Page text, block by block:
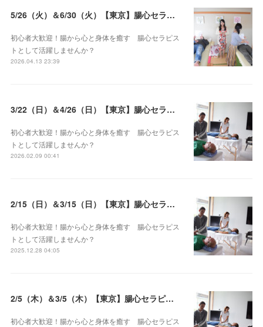
5/26（火）＆6/30（火）【東京】腸心セラピスト養成コース《２日間コース》開講決定
初心者大歓迎！腸から心と身体を癒す 腸心セラピス
トとして活躍しませんか？
2026.04.13 23:39
3/22（日）＆4/26（日）【東京】腸心セラピスト養成コース《２日間コース》開講決定
初心者大歓迎！腸から心と身体を癒す 腸心セラピス
トとして活躍しませんか？
2026.02.09 00:41
2/15（日）＆3/15（日）【東京】腸心セラピスト養成コース《２日間コース》開講決定
初心者大歓迎！腸から心と身体を癒す 腸心セラピス
トとして活躍しませんか？
2025.12.28 04:05
2/5（木）＆3/5（木）【東京】腸心セラピスト養成コース《２日間コース》開講決定
初心者大歓迎！腸から心と身体を癒す 腸心セラピス